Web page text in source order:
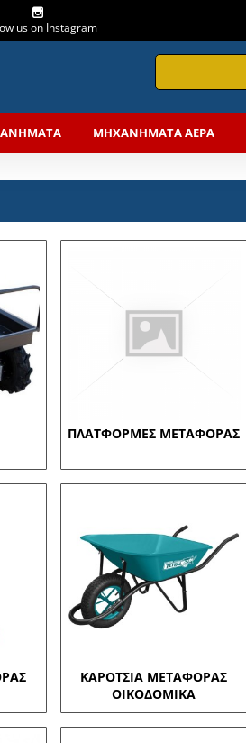
us on Instagram
ΜΗΧΑΝΗΜΑΤΑ ΑΕΡΑ
ΠΛΑΤΦΟΡΜΕΣ ΜΕΤΑΦΟΡΑΣ
ΚΑΡΟΤΣΙΑ ΜΕΤΑΦΟΡΑΣ
ΟΙΚΟΔΟΜΙΚΑ